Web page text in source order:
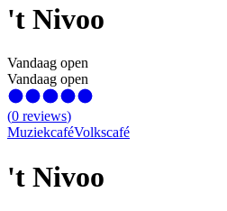
't Nivoo
Vandaag open
Vandaag open
(0 reviews)
MuziekcaféVolkscafé
't Nivoo